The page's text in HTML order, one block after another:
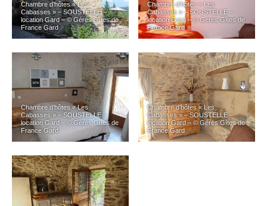
Chambre d’hôtes « Les
Cabasses » – SOUSTELLE –
location Gard – © Gérés Gîtes de
France Gard
Chambre d’hôtes « Les
Cabasses » – SOUSTELLE –
location Gard – © Gérés Gîtes de
France Gard
Chambre d’hôtes « Les
Cabasses » – SOUSTELLE –
location Gard – © Gérés Gîtes de
France Gard
Chambre d’hôtes « Les
Cabasses » – SOUSTELLE –
location Gard – © Gérés Gîtes de
France Gard